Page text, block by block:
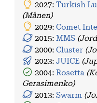
2027:Turkish
(Månen)
2029:Comet
2015: MMS
2000:Cluster
2023:JUICE
2004: Rosetta
Gerasimenko)
2013:Swarm